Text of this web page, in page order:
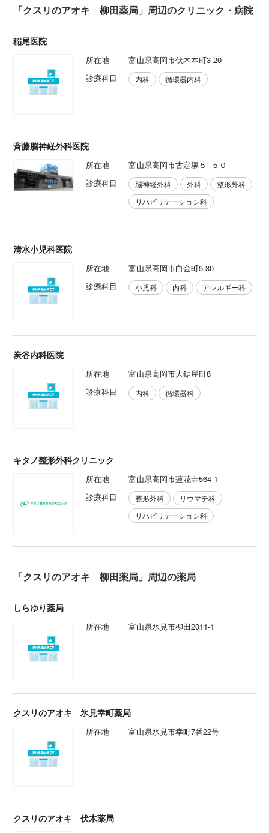
「クスリのアオキ 柳田薬局」周辺のクリニック・病院
稲尾医院
所在地
富山県高岡市伏木本町3-20
診療科目
内科 循環器内科
斉藤脳神経外科医院
所在地
富山県高岡市古定塚５−５０
診療科目
脳神経外科 外科
整形外科
リハビリテーション科
清水小児科医院
所在地
富山県高岡市白金町5-30
診療科目
小児科 内科 アレルギー科
炭谷内科医院
所在地
富山県高岡市大鋸屋町8
診療科目
内科 循環器科
キタノ整形外科クリニック
所在地
富山県高岡市蓮花寺564-1
診療科目
整形外科
リウマチ科
リハビリテーション科
「クスリのアオキ 柳田薬局」周辺の薬局
しらゆり薬局
所在地 富山県氷見市柳田2011-1
クスリのアオキ 氷見幸町薬局
所在地 富山県氷見市幸町7番22号
クスリのアオキ 伏木薬局